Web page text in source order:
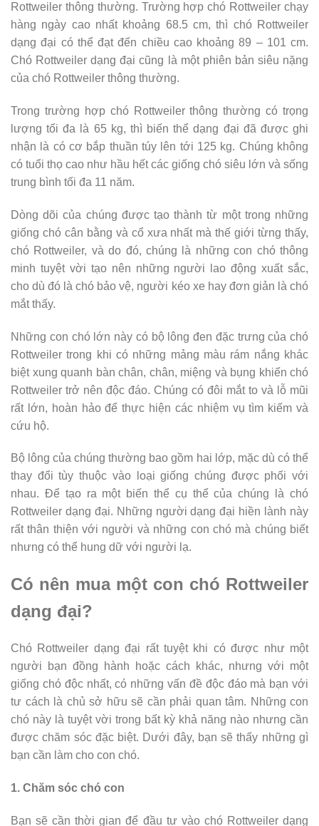
Rottweiler thông thường. Trường hợp chó Rottweiler chạy
hàng ngày cao nhất khoảng 68.5 cm, thì chó Rottweiler
dạng đại có thể đạt đến chiều cao khoảng 89 – 101 cm.
Chó Rottweiler dạng đại cũng là một phiên bản siêu nặng
của chó Rottweiler thông thường.
Trong trường hợp chó Rottweiler thông thường có trọng
lượng tối đa là 65 kg, thì biến thể dạng đại đã được ghi
nhận là có cơ bắp thuần túy lên tới 125 kg. Chúng không
có tuổi thọ cao như hầu hết các giống chó siêu lớn và sống
trung bình tối đa 11 năm.
Dòng dõi của chúng được tạo thành từ một trong những
giống chó cân bằng và cổ xưa nhất mà thế giới từng thấy,
chó Rottweiler, và do đó, chúng là những con chó thông
minh tuyệt vời tạo nên những người lao động xuất sắc,
cho dù đó là chó bảo vệ, người kéo xe hay đơn giản là chó
mắt thấy.
Những con chó lớn này có bộ lông đen đặc trưng của chó
Rottweiler trong khi có những mảng màu rám nắng khác
biệt xung quanh bàn chân, chân, miệng và bụng khiến chó
Rottweiler trở nên độc đáo. Chúng có đôi mắt to và lỗ mũi
rất lớn, hoàn hảo để thực hiện các nhiệm vụ tìm kiếm và
cứu hộ.
Bộ lông của chúng thường bao gồm hai lớp, mặc dù có thể
thay đổi tùy thuộc vào loại giống chúng được phối với
nhau. Để tạo ra một biến thể cụ thể của chúng là chó
Rottweiler dạng đại. Những người dạng đại hiền lành này
rất thân thiện với người và những con chó mà chúng biết
nhưng có thể hung dữ với người lạ.
Có nên mua một con chó Rottweiler
dạng đại?
Chó Rottweiler dạng đại rất tuyệt khi có được như một
người bạn đồng hành hoặc cách khác, nhưng với một
giống chó độc nhất, có những vấn đề độc đáo mà bạn với
tư cách là chủ sở hữu sẽ cần phải quan tâm. Những con
chó này là tuyệt vời trong bất kỳ khả năng nào nhưng cần
được chăm sóc đặc biệt. Dưới đây, bạn sẽ thấy những gì
bạn cần làm cho con chó.
1. Chăm sóc chó con
Bạn sẽ cần thời gian để đầu tư vào chó Rottweiler dạng